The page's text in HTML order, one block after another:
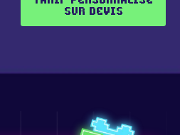
sur devis